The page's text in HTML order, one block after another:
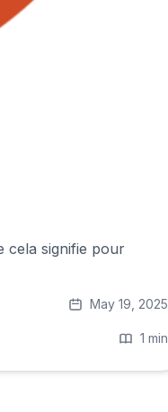
cela signifie pour
May 19, 2025
1 min